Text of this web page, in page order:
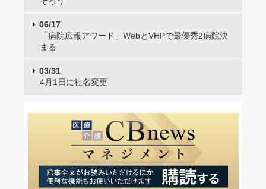
06/17
「病院広報アワード」WebとVHPで最優秀2病院決
まる
03/31
4月1日に社名変更